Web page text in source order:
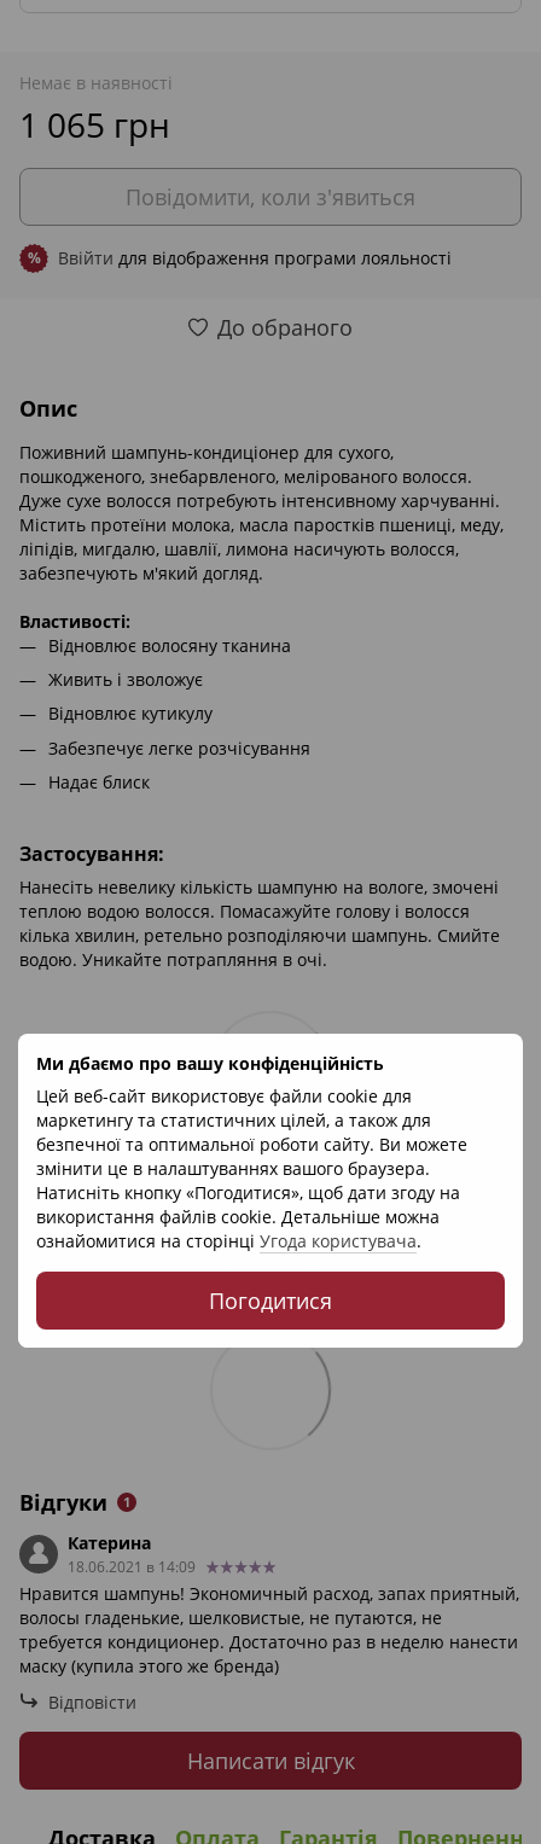
Ми дбаємо про вашу конфіденційність
Цей веб-сайт використовує файли cookie для
маркетингу та статистичних цілей, а також для
безпечної та оптимальної роботи сайту. Ви можете
змінити це в налаштуваннях вашого браузера.
Натисніть кнопку «Погодитися», щоб дати згоду на
використання файлів cookie. Детальніше можна
ознайомитися на сторінці Угода користувача.
Погодитися
Немає в наявності
1 065 грн
Повідомити, коли з'явиться
% Ввійти для відображення програми лояльності
До обраного
Опис
Поживний шампунь-кондиціонер для сухого,
пошкодженого, знебарвленого, мелірованого волосся.
Дуже сухе волосся потребують інтенсивному харчуванні.
Містить протеїни молока, масла паростків пшениці, меду,
ліпідів, мигдалю, шавлії, лимона насичують волосся,
забезпечують м'який догляд.
Властивості:
Відновлює волосяну тканина
Живить і зволожує
Відновлює кутикулу
Забезпечує легке розчісування
Надає блиск
Застосування:
Нанесіть невелику кількість шампуню на вологе, змочені
теплою водою волосся. Помасажуйте голову і волосся
кілька хвилин, ретельно розподіляючи шампунь. Cмийте
водою. Уникайте потрапляння в очі.
Відгуки 1
Катерина
18.06.2021 в 14:09
Нравится шампунь! Экономичный расход, запах приятный,
волосы гладенькие, шелковистые, не путаются, не
требуется кондиционер. Достаточно раз в неделю нанести
маску (купила этого же бренда)
Відповісти
Написати відгук
Доставка Оплата Гарантія Повернення